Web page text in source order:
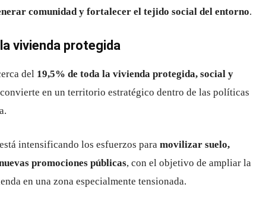
comunidad y fortalecer el tejido social del entorno.
vivienda protegida
del 19,5% de toda la vivienda protegida, social y
en un territorio estratégico dentro de las políticas
intensificando los esfuerzos para movilizar suelo,
promociones públicas, con el objetivo de ampliar la
en una zona especialmente tensionada.